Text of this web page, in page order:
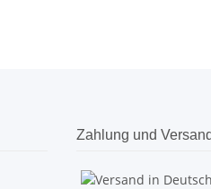
Zahlung und Versand